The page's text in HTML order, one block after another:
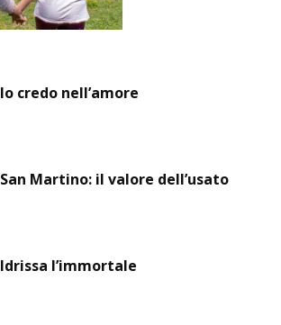
Io credo nell’amore
San Martino: il valore dell’usato
Idrissa l’immortale